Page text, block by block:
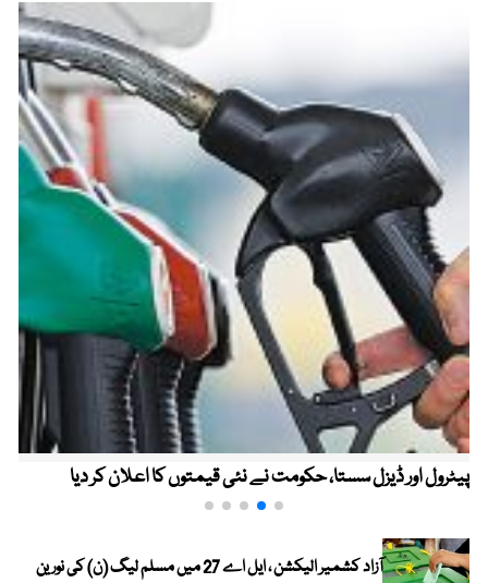
پیٹرول اور ڈیزل سستا، حکومت نے نئی قیمتوں کا اعلان کر دیا
آزاد کشمیر الیکشن ، ایل اے 27 میں مسلم لیگ (ن) کی نورین